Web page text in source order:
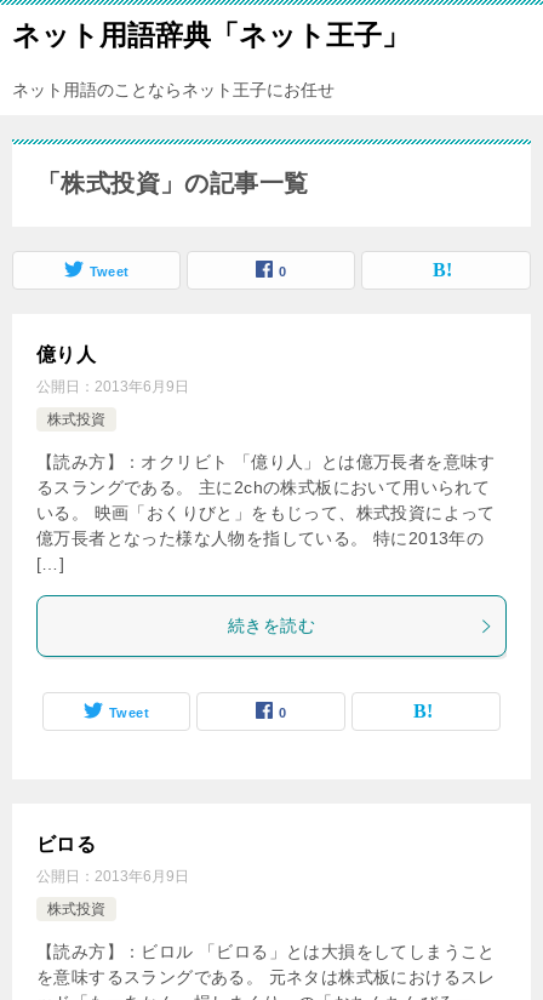
ネット用語辞典「ネット王子」
ネット用語のことならネット王子にお任せ
「株式投資」の記事一覧
Tweet 0
億り人
公開日： 2013年6月9日
株式投資
【読み方】：オクリビト 「億り人」とは億万長者を意味す
るスラングである。 主に2chの株式板において用いられて
いる。 映画「おくりびと」をもじって、株式投資によって
億万長者となった様な人物を指している。 特に2013年の
[…]
続きを読む
Tweet 0
ビロる
公開日： 2013年6月9日
株式投資
【読み方】：ビロル 「ビロる」とは大損をしてしまうこと
を意味するスラングである。 元ネタは株式板におけるスレ